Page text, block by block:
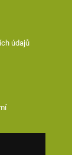
údajů